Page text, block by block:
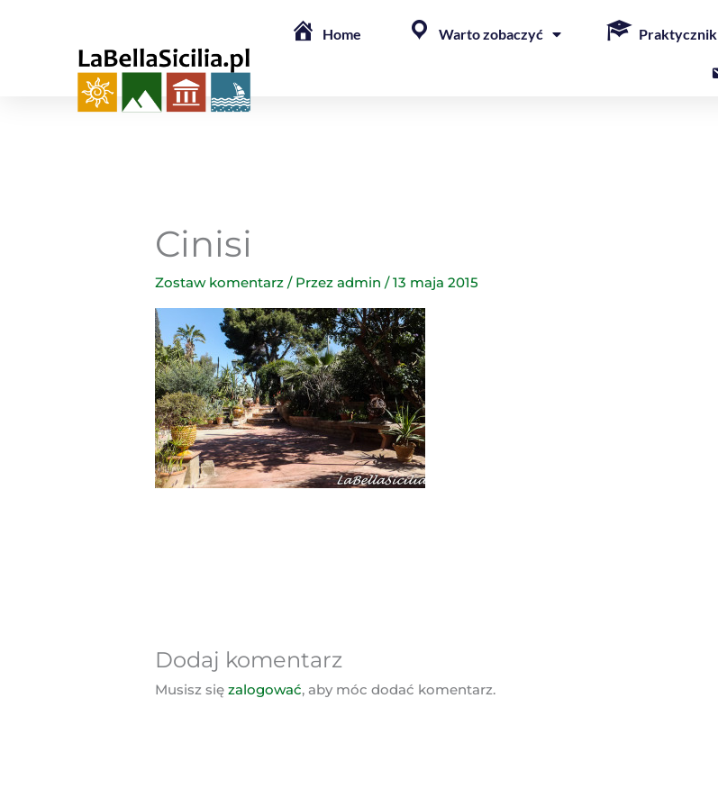
Home Warto zobaczyć Praktycznik
Cinisi
Zostaw komentarz / Przezadmin/13 maja 2015
Dodaj komentarz
Musisz sięzalogować, aby móc dodać komentarz.